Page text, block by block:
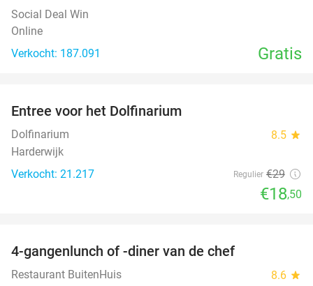
Social Deal Win
Online
Verkocht: 187.091
Gratis
Entree voor het Dolfinarium
Dolfinarium 8.5 star
Harderwijk
Verkocht: 21.217
Regulier €29
€18,50
4-gangenlunch of -diner van de chef
Restaurant BuitenHuis 8.6 star